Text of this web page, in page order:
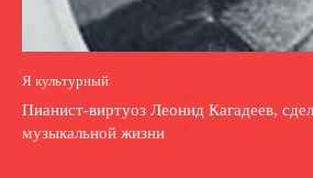
Я культурный
Пианист-виртуоз Леонид Кагадеев,
музыкальной жизни